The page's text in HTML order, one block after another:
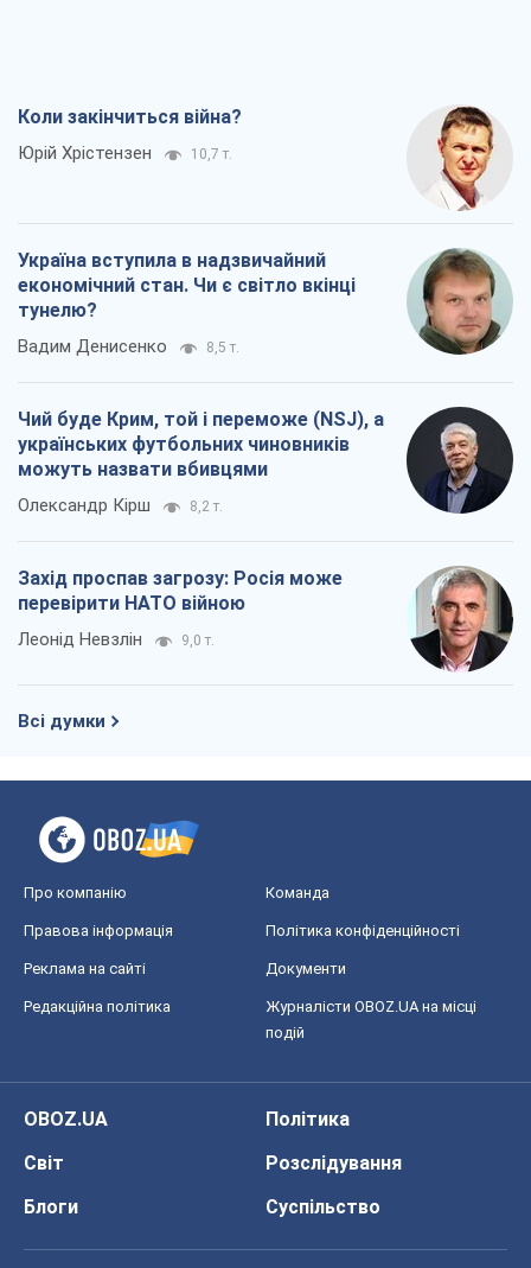
Коли закінчиться війна?
Юрій Хрістензен 10,7 т.
Україна вступила в надзвичайний
економічний стан. Чи є світло вкінці
тунелю?
Вадим Денисенко 8,5 т.
Чий буде Крим, той і переможе (NSJ), а
українських футбольних чиновників
можуть назвати вбивцями
Олександр Кірш 8,2 т.
Захід проспав загрозу: Росія може
перевірити НАТО війною
Леонід Невзлін 9,0 т.
Всі думки
Про компанію Команда
Правова інформація Політика конфіденційності
Реклама на сайті Документи
Редакційна політика
Журналісти OBOZ.UA на місці
подій
OBOZ.UA
Політика
Світ
Розслідування
Блоги
Суспільство